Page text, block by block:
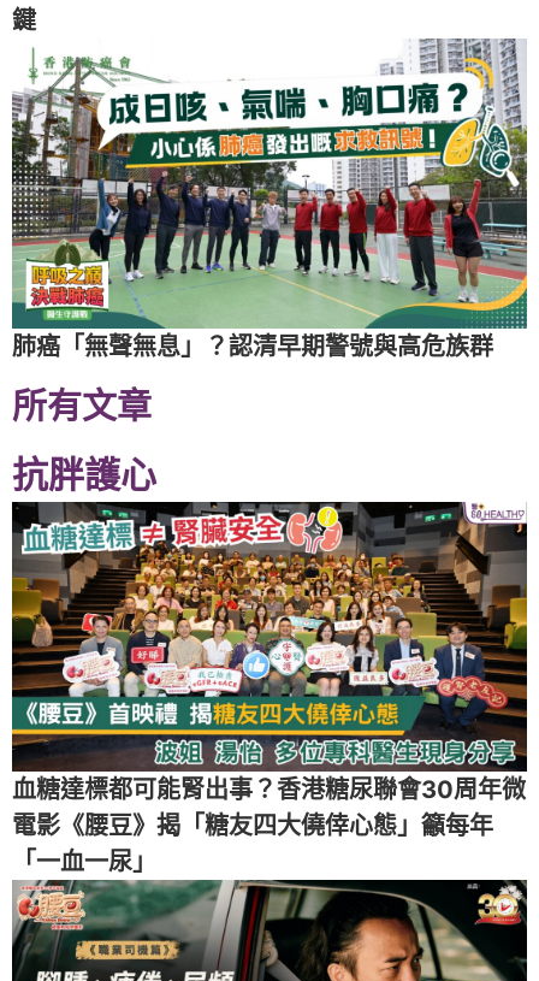
鍵
肺癌「無聲無息」？認清早期警號與高危族群
所有文章
抗胖護心
血糖達標都可能腎出事？香港糖尿聯會30周年微
電影《腰豆》揭「糖友四大僥倖心態」籲每年
「一血一尿」